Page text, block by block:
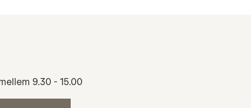
9.30 - 15.00